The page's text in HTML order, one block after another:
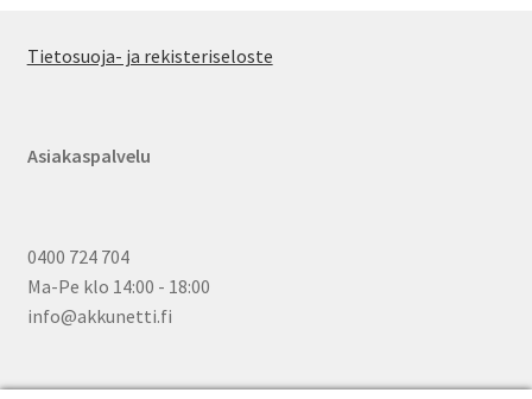
Tietosuoja- ja rekisteriseloste
Asiakaspalvelu
0400 724 704
Ma-Pe klo 14:00 - 18:00
info@akkunetti.fi